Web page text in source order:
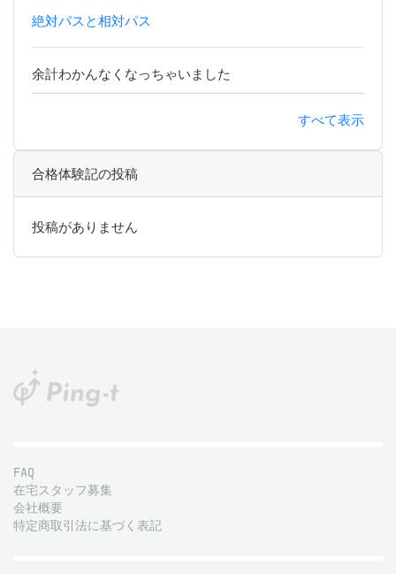
絶対パスと相対パス
余計わかんなくなっちゃいました
すべて表示
合格体験記の投稿
投稿がありません
FAQ
在宅スタッフ募集
会社概要
特定商取引法に基づく表記